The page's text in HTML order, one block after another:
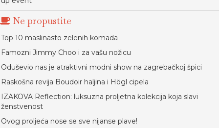
Ne propustite
Top 10 maslinasto zelenih komada
Famozni Jimmy Choo i za vašu nožicu
Oduševio nas je atraktivni modni show na zagrebačkoj špici
Raskošna revija Boudoir haljina i Högl cipela
IZAKOVA Reflection: luksuzna proljetna kolekcija koja slavi
ženstvenost
Ovog proljeća nose se sve nijanse plave!